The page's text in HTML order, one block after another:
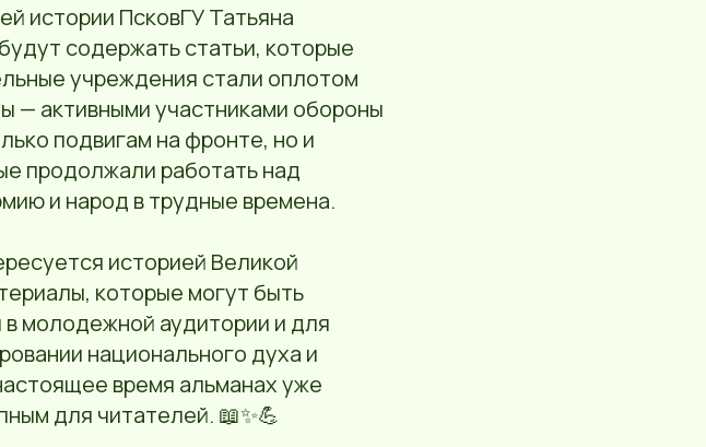
истории ПсковГУ Татьяна
содержать статьи, которые
учреждения стали оплотом
— активными участниками обороны
подвигам на фронте, но и
продолжали работать над
и народ в трудные времена.
историей Великой
которые могут быть
молодежной аудитории и для
национального духа и
время альманах уже
для читателей. 📖✨💪